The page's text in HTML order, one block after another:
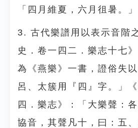
「四月維夏，六月徂暑。」
3. 古代樂譜用以表示音階
史．卷一四二．樂志十七
為《燕樂》一書，證俗失
呂、太簇用『四』字。」
四．樂志》：「大樂聲：
協音，其聲凡十，曰：五、